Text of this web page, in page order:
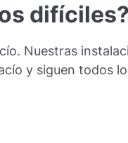
difíciles?
Nuestras
y siguen todos